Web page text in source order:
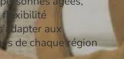
flexibilité
aux
de chaque région